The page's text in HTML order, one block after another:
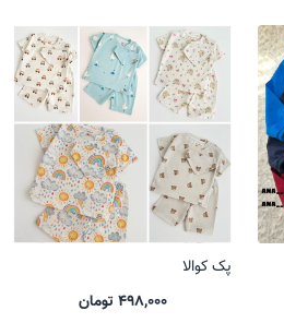
پک کوالا
498,000 تومان